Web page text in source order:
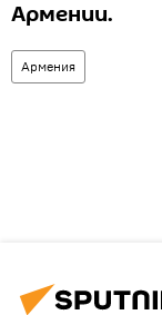
Армении.
Армения